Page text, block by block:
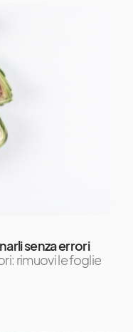
senza errori
rimuovi le foglie